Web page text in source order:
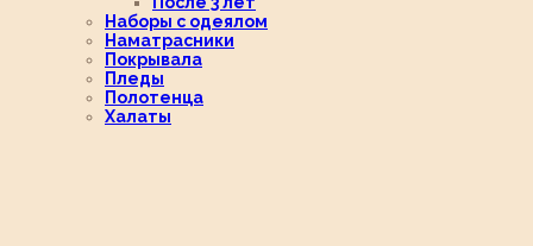
Наборы с одеялом
Наматрасники
Покрывала
Пледы
Полотенца
Халаты